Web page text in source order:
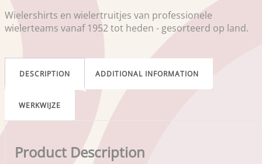
Wielershirts en wielertruitjes van professionele
wielerteams vanaf 1952 tot heden - gesorteerd op land.
DESCRIPTION ADDITIONAL INFORMATION
WERKWIJZE
Product Description